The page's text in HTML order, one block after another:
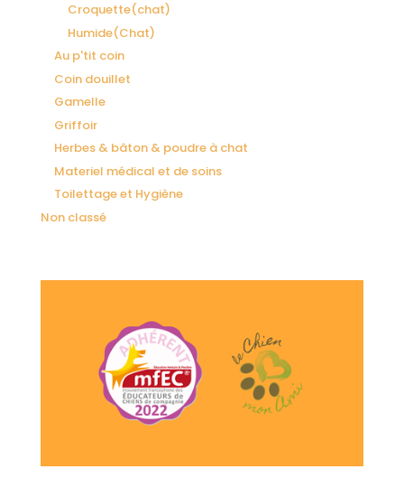
Croquette(chat)
Humide(Chat)
Au p'tit coin
Coin douillet
Gamelle
Griffoir
Herbes & bâton & poudre à chat
Materiel médical et de soins
Toilettage et Hygiène
Non classé